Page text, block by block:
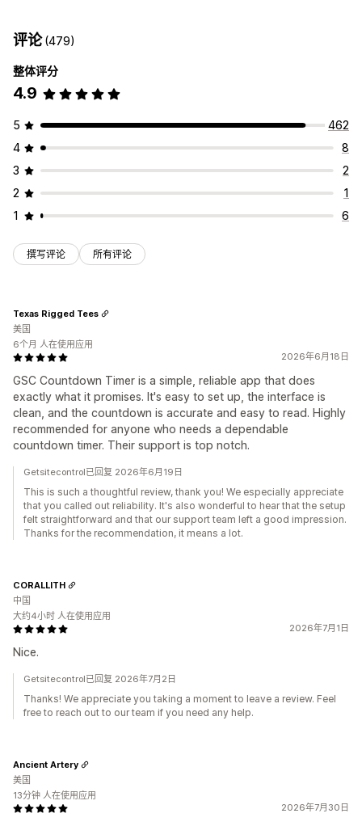
计时选项
基于访问
每日特惠 限时抢购 限时促销 失效日期 特别活动 产品发布
发货截止时间 商店发布
横幅位置
自动适应移动设备 安排日程
评论(479)
整体评分
4.9
5
462
4
8
3
2
2
1
1
6
撰写评论 所有评论
2026年6月18日
GSC Countdown Timer is a simple, reliable app that does
exactly what it promises. It's easy to set up, the interface is
clean, and the countdown is accurate and easy to read. Highly
recommended for anyone who needs a dependable
countdown timer. Their support is top notch.
Texas Rigged Tees
美国
6个月 人在使用应用
Getsitecontrol已回复 2026年6月19日
This is such a thoughtful review, thank you! We especially appreciate
that you called out reliability. It's also wonderful to hear that the setup
felt straightforward and that our support team left a good impression.
Thanks for the recommendation, it means a lot.
2026年7月1日
Nice.
CORALLITH
中国
大约4小时 人在使用应用
Getsitecontrol已回复 2026年7月2日
Thanks! We appreciate you taking a moment to leave a review. Feel
free to reach out to our team if you need any help.
2026年7月30日
Ancient Artery
美国
13分钟 人在使用应用